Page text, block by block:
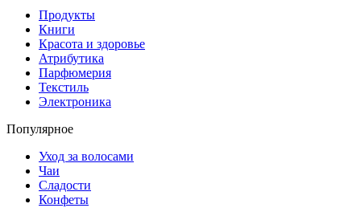
Продукты
Книги
Красота и здоровье
Атрибутика
Парфюмерия
Текстиль
Электроника
Популярное
Уход за волосами
Чаи
Сладости
Конфеты